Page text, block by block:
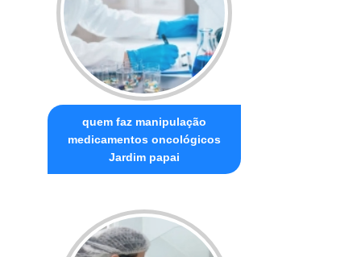
quem faz manipulação
medicamentos oncológicos
Jardim papai